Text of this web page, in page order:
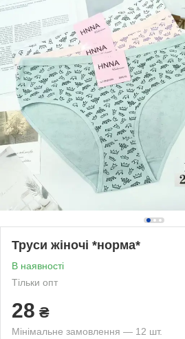
Труси жіночі *норма*
В наявності
Тільки опт
28 ₴
Мінімальне замовлення — 12 шт.